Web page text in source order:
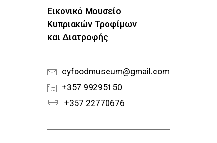
Εικονικό Μουσείο
Κυπριακών Τροφίμων
και Διατροφής
cyfoodmuseum@gmail.com
+357 99295150
+357 22770676